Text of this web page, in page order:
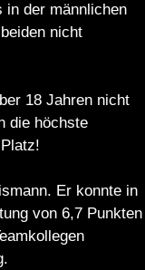
in der männlichen
nicht
18 Jahren nicht
die höchste
Er konnte in
von 6,7 Punkten